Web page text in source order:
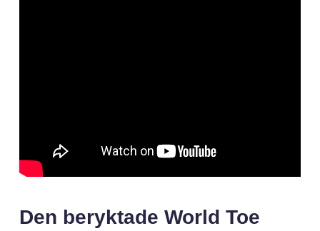
Den beryktade World Toe